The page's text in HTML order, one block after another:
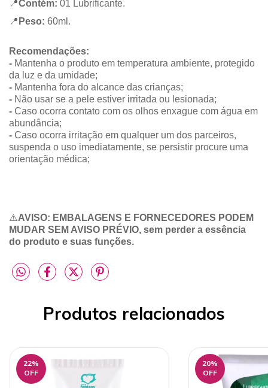
📍Contém: 01 Lubrificante.
📍 Peso: 60ml.
Recomendações:
- Mantenha o produto em temperatura ambiente, protegido
da luz e da umidade;
- Mantenha fora do alcance das crianças;
- Não usar se a pele estiver irritada ou lesionada;
- Caso ocorra contato com os olhos enxague com água em
abundância;
- Caso ocorra irritação em qualquer um dos parceiros,
suspenda o uso imediatamente, se persistir procure uma
orientação médica;
⚠️AVISO: EMBALAGENS E FORNECEDORES PODEM
MUDAR SEM AVISO PRÉVIO, sem perder a essência
do produto e suas funções.
Produtos relacionados
22%
OFF
20%
OFF